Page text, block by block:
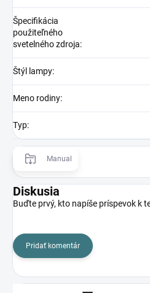
Špecifikácia
použiteľného
svetelného zdroja:
Štýl lampy:
Meno rodiny:
Typ:
Manual
Diskusia
Buďte prvý, kto napíše príspevok k
Pridať komentár